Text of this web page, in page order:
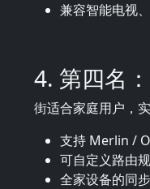
兼容智能电视
4. 第四名
街适合家庭用户，
支持 Merlin /
可自定义路由规
全家设备的同